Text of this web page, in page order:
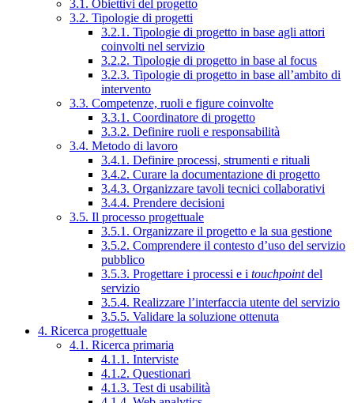
3.1. Obiettivi del progetto
3.2. Tipologie di progetti
3.2.1. Tipologie di progetto in base agli attori
coinvolti nel servizio
3.2.2. Tipologie di progetto in base al focus
3.2.3. Tipologie di progetto in base all’ambito di
intervento
3.3. Competenze, ruoli e figure coinvolte
3.3.1. Coordinatore di progetto
3.3.2. Definire ruoli e responsabilità
3.4. Metodo di lavoro
3.4.1. Definire processi, strumenti e rituali
3.4.2. Curare la documentazione di progetto
3.4.3. Organizzare tavoli tecnici collaborativi
3.4.4. Prendere decisioni
3.5. Il processo progettuale
3.5.1. Organizzare il progetto e la sua gestione
3.5.2. Comprendere il contesto d’uso del servizio
pubblico
3.5.3. Progettare i processi e i touchpointdel
servizio
3.5.4. Realizzare l’interfaccia utente del servizio
3.5.5. Validare la soluzione ottenuta
4. Ricerca progettuale
4.1. Ricerca primaria
4.1.1. Interviste
4.1.2. Questionari
4.1.3. Test di usabilità